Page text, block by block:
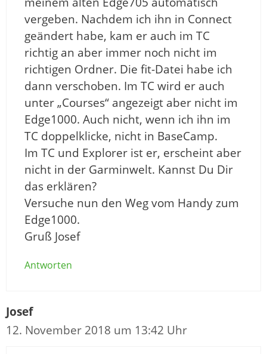
vergeben. Nachdem ich ihn in Connect
geändert habe, kam er auch im TC
richtig an aber immer noch nicht im
richtigen Ordner. Die fit-Datei habe ich
dann verschoben. Im TC wird er auch
unter „Courses“ angezeigt aber nicht im
Edge1000. Auch nicht, wenn ich ihn im
TC doppelklicke, nicht in BaseCamp.
Im TC und Explorer ist er, erscheint aber
nicht in der Garminwelt. Kannst Du Dir
das erklären?
Versuche nun den Weg vom Handy zum
Edge1000.
Gruß Josef
Antworten
Josef
12. November 2018 um 13:42 Uhr